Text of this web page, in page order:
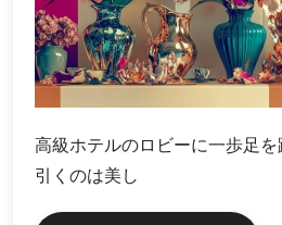
高級ホテルのロビーに一歩足
引くのは美し